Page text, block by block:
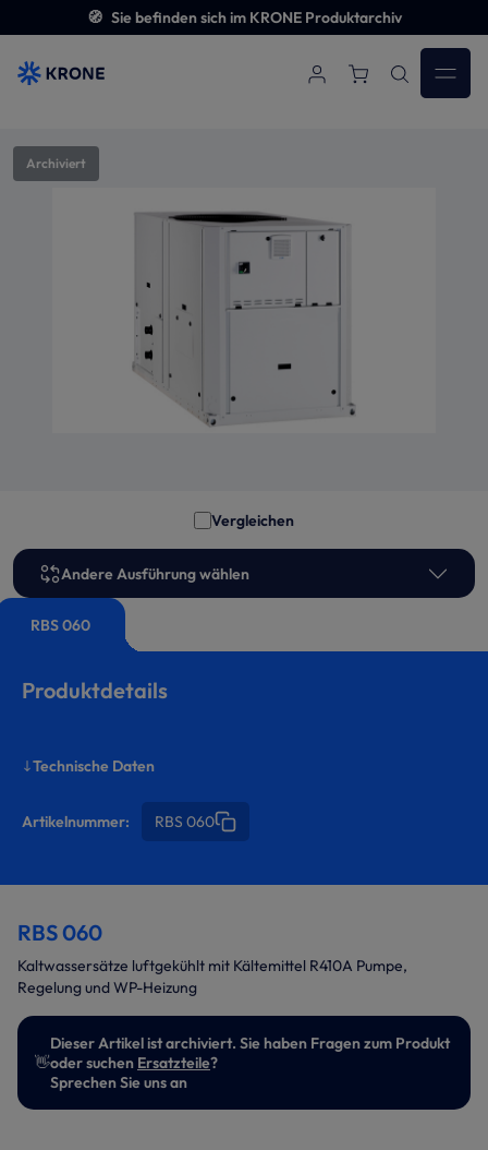
Zum Hauptinhalt springen
🧭 Sie befinden sich im KRONE Produktarchiv
Archiviert
Bildergalerie überspringen
Vergleichen
RBS 060
Andere Ausführung wählen
Produktdetails
Technische Daten
Artikelnummer: RBS 060
RBS 060
Kaltwassersätze luftgekühlt mit Kältemittel R410A Pumpe,
Regelung und WP-Heizung
👋
Dieser Artikel ist archiviert. Sie haben Fragen zum Produkt
oder suchen Ersatzteile?
Sprechen Sie uns an